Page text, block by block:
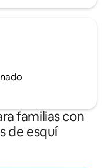
familias con
de esquí